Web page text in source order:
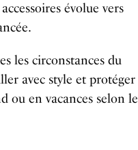
évolue vers
les circonstances du
avec style et protéger
ou en vacances selon le